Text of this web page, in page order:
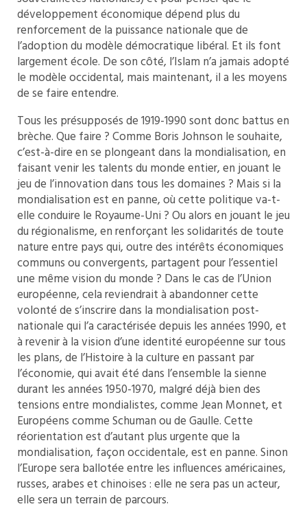
développement économique dépend plus du
renforcement de la puissance nationale que de
l’adoption du modèle démocratique libéral. Et ils font
largement école. De son côté, l’Islam n’a jamais adopté
le modèle occidental, mais maintenant, il a les moyens
de se faire entendre.
Tous les présupposés de 1919-1990 sont donc battus en
brèche. Que faire ? Comme Boris Johnson le souhaite,
c’est-à-dire en se plongeant dans la mondialisation, en
faisant venir les talents du monde entier, en jouant le
jeu de l’innovation dans tous les domaines ? Mais si la
mondialisation est en panne, où cette politique va-t-
elle conduire le Royaume-Uni ? Ou alors en jouant le jeu
du régionalisme, en renforçant les solidarités de toute
nature entre pays qui, outre des intérêts économiques
communs ou convergents, partagent pour l’essentiel
une même vision du monde ? Dans le cas de l’Union
européenne, cela reviendrait à abandonner cette
volonté de s’inscrire dans la mondialisation post-
nationale qui l’a caractérisée depuis les années 1990, et
à revenir à la vision d’une identité européenne sur tous
les plans, de l’Histoire à la culture en passant par
l’économie, qui avait été dans l’ensemble la sienne
durant les années 1950-1970, malgré déjà bien des
tensions entre mondialistes, comme Jean Monnet, et
Européens comme Schuman ou de Gaulle. Cette
réorientation est d’autant plus urgente que la
mondialisation, façon occidentale, est en panne. Sinon
l’Europe sera ballotée entre les influences américaines,
russes, arabes et chinoises : elle ne sera pas un acteur,
elle sera un terrain de parcours.